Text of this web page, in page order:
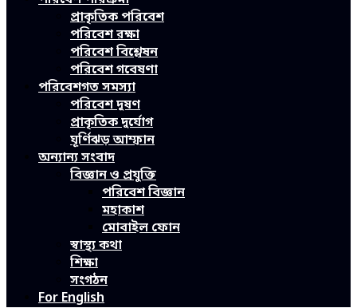
প্রাকৃতিক পরিবেশ
পরিবেশ রক্ষা
পরিবেশ বিশ্লেষন
পরিবেশ গবেষণা
পরিবেশগত সমস্যা
পরিবেশ দূষণ
প্রাকৃতিক দুর্যোগ
ঘূর্ণিঝড় আম্ফান
অন্যান্য সংবাদ
বিজ্ঞান ও প্রযুক্তি
পরিবেশ বিজ্ঞান
মহাকাশ
মোবাইল ফোন
স্বাস্থ্য কথা
শিক্ষা
সংগঠন
For English